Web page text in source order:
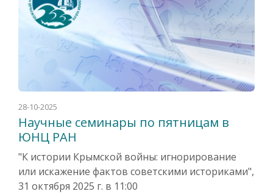
28-10-2025
Научные семинары по пятницам в
ЮНЦ РАН
"К истории Крымской войны: игнорирование
или искажение фактов советскими историками",
31 октября 2025 г. в 11:00